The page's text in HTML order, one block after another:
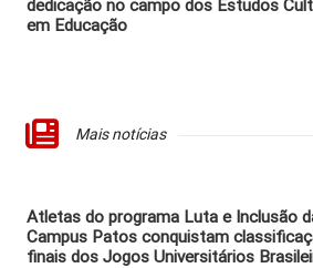
dedicação no campo dos Estudos
em Educação
Mais notícias
Atletas do programa Luta e Inclusão
Campus Patos conquistam
finais dos Jogos Universitários